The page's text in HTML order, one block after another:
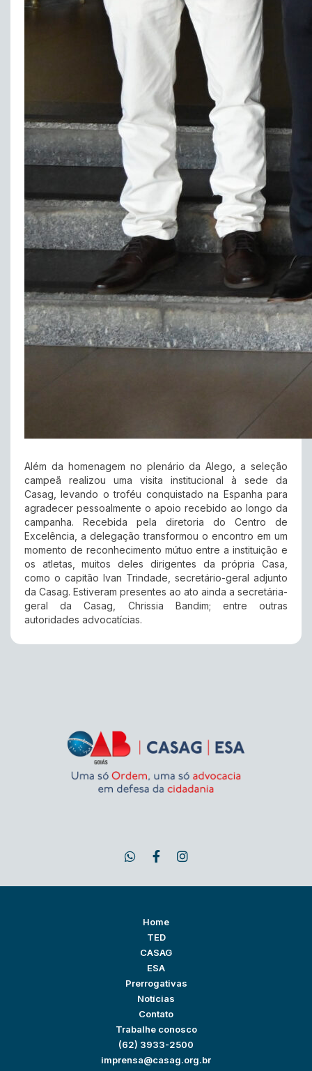
Além da homenagem no plenário da Alego, a seleção
campeã realizou uma visita institucional à sede da
Casag, levando o troféu conquistado na Espanha para
agradecer pessoalmente o apoio recebido ao longo da
campanha. Recebida pela diretoria do Centro de
Excelência, a delegação transformou o encontro em um
momento de reconhecimento mútuo entre a instituição e
os atletas, muitos deles dirigentes da própria Casa,
como o capitão Ivan Trindade, secretário-geral adjunto
da Casag. Estiveram presentes ao ato ainda a secretária-
geral da Casag, Chrissia Bandim; entre outras
autoridades advocatícias.
Home
TED
CASAG
ESA
Prerrogativas
Notícias
Contato
Trabalhe conosco
(62) 3933-2500
imprensa@casag.org.br